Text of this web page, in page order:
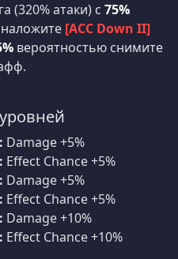
(320% атаки) с 75%
[ACC Down II]
вероятностью снимите
Damage +5%
Effect Chance +5%
Damage +5%
Effect Chance +5%
Damage +10%
Effect Chance +10%